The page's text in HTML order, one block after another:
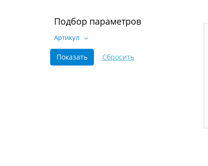
Подбор параметров
Артикул